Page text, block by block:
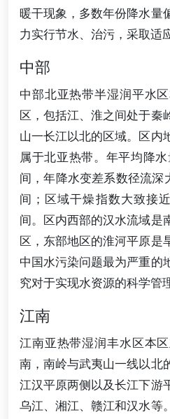
暖干现象，多数年份降水量
力实行节水、治污，采取适
中部
中部北亚热带半湿润平水
区，包括江、淮之间处于秦
山一长江以北的区域。区内
属于北亚热带。年平均降
间，年降水变差系数径流深
间；区域干燥指数大致接
间。区内西部的汉水流域是
区，东部地区的淮河平原是
中国水污染问题最为严重的
究对于实现水资源的科学管
江南
江南亚热带湿润丰水区本
南，南岭与武夷山一线以北
江汉平原两侧以及长江下游
乌江、湘江、赣江和汉水等